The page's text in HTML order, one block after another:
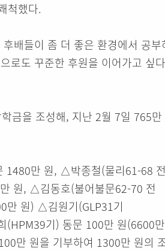
척했다.
배들이 좀 더 좋은 환경에서 공부
로도 꾸준한 후원을 이어가고 싶
금을 조성해, 지난 2월 7일 765만
1480만 원, △박종철(물리61-68 전
원, △김동호(불어불문62-70 전
만 원) △김원기(GLP31기
(HPM39기) 동문 100만 원(6600
만 원을 기부하여 1300만 원의